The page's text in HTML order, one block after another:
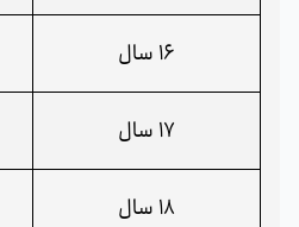
16 سال
17 سال
18 سال